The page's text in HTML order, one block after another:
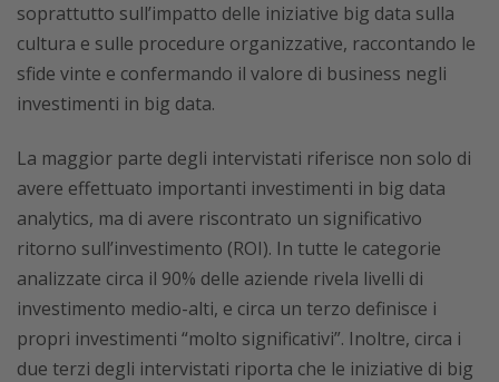
soprattutto sull’impatto delle iniziative big data sulla
cultura e sulle procedure organizzative, raccontando le
sfide vinte e confermando il valore di business negli
investimenti in big data.
La maggior parte degli intervistati riferisce non solo di
avere effettuato importanti investimenti in big data
analytics, ma di avere riscontrato un significativo
ritorno sull’investimento (ROI). In tutte le categorie
analizzate circa il 90% delle aziende rivela livelli di
investimento medio-alti, e circa un terzo definisce i
propri investimenti “molto significativi”. Inoltre, circa i
due terzi degli intervistati riporta che le iniziative di big